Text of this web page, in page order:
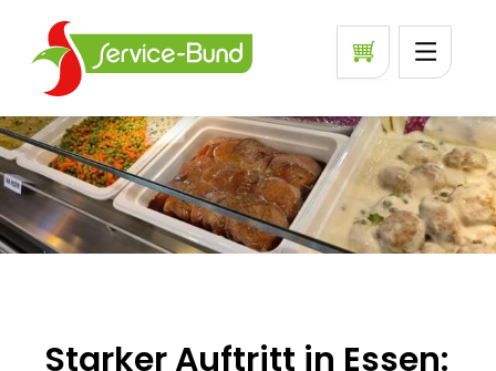
Starker Auftritt in Essen: